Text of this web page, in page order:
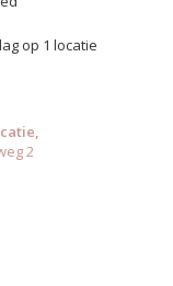
2
op 1 locatie